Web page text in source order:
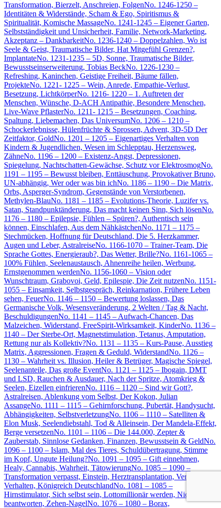
Transformation, Bierzelt, Anschreien, FolgenNo. 1246-1250 –
Identitäten & Widerstände, Scham & Ego, Spiritismus &
Spiritualität, Komische MassageNo. 1241-1245 – Eigener Garten,
Selbstständigkeit und Unsicherheit, Familie, Network-Marketing,
Akzeptanz – DankbarkeitNo. 1236-1240 – Doppelzahlen, Wo ist
Seele & Geist, Traumatische Bilder, Hat Mitgefühl Grenzen?,
ImplantateNo. 1231-1235 – 5D, Sonne, Traumatische Bilder,
Bewusstseinserweiterung, Tobias BeckNo. 1226-1230 –
Refreshing, Kaninchen, Geistige Freiheit, Bäume fällen,
ProjekteNo. 1221- 1225 – Wein, Anrede, Empathie-Verlust,
Besetzung, LichtkörperNo. 1216- 1220 – 1. Auftreten der
Menschen, Wünsche, D-ACH Antipathie, Besondere Menschen,
Live-Wave PflasterNo. 1211- 1215 – Besetzungen, Coaching,
Spaltung, Liebemachen, Das UniversumNo. 1206 – 1210 –
Schockerlebnisse, Hülenfrüchte & Sprossen, Advent, 3D-5D Der
Zeitfaktor, GoldNo. 1201 – 1205 – Eigenartiges Verhalten von
Kindern & Jugendlichen, Wesen im Schlepptau, Herzensweg,
ZähneNo. 1196 – 1200 – Existenz-Angst, Depressionen,
Spiegelung, Nachtschatten-Gewächse, Schutz vor ElektrosmogNo.
1191 – 1195 – Bewusst bleiben, Enttäuschung, Provokativer Bruno,
UN-abhängig, Wer oder was bin ichNo. 1186 – 1190 – Die Matrix,
Orbs, Asperger-Syndrom, Gegenstände von Verstorbenen,
Methylen-BlauNo. 1181 – 1185 – Evolutions-Theorie, Luzifer vs.
Satan, Standpunktänderung, Das macht keinen Sinn, Sich lösenNo.
1176 – 1180 – Epilepsie, Fühlen – Spüren?, Authentisch sein
können, Einschlafen, Aus dem NähkästchenNo. 1171 – 1175 –
Stechmücken, Hoffnung für Deutschland, Die 5. Herzkammer,
Augen und Leber, AstralreiseNo. 1166-1070 – Trainer-Team, Die
Sprache Gottes, Energieraub?, Das Wetter, Brille?No. 1161-1065 –
100% Fühlen, Seelenaustausch, Ahnenreihe heilen, Werbung,
Ernstgenommen werdenNo. 1156-1060 – Vision oder
Wunschtraum, Grabovoi, Geld, Epilespie, Die Zeit nutzenNo. 1151-
1055 – Einsamkeit, Selbstgespräch, Reinkarnation, Frühere Leben
sehen, FeuerNo. 1146 – 1150 – Bewertung loslassen, Das
Germanische Volk, Wesensveränderung, 2 Welten / Tag & Nacht,
BeschuldigungenNo. 1141 – 1145 – Aufwach-Chancen, Das
Malzeichen, Widerstand, FreeSpirit-Wirksamkeit, KinderNo. 1136 –
1140 – Der Sterbe-Ort, Magnetstimulation, Tetanus, Amputation,
Rettung nur als Kollektiv?No. 1131 – 1135 – Kurs-Pause, Ausstieg
Matrix, Aggressionen, Fragen & Geduld, WiderstandNo. 1126 –
1130 – Wahrheit vs. Illusion, Heiler & Betrüger, Magische Spiegel,
Seelenanteile, Das große EventNo. 1121 – 1125 – Ibogain, DMT
und LSD, Rauchen & Ausdauer, Nach der Spritze, Atomkrieg &
Seelen, Eizellen einfrierenNo. 1116 – 1120 – Sind wir Gott?,
Astralreisen, Ablenkung vom Selbst, Der Kokon, Julian
AssangeNo. 1111 – 1115 – Gehirnforschung, Pubertät, Handysucht,
Abhängigkeiten, SelbstverletzungNo. 1106 – 1110 – Satelliten &
Elon Musk, Seelendiebstahl, Tod & Alleinsein, Der Mandela-Effekt,
Berge versetzenNo. 1101 – 1106 – Die 144.000, Zepter &
Zauberstab, Sinnlose Gedanken, Finanzen, Bewusstsein & GeldNo.
1096 – 1100 – Islam, Mal des Tieres, Schuldübertragung, Stimme
im Kopf, Ungute Heilung?No. 1091 – 1095 – Gift einnehmen,
Healy, Cannabis, Wahrheit, TätowierungNo. 1085 – 1090 –
Transformation verpasst, Einstein, Herztransplantation, Verletzendes
Verhalten, Königreich DeutschlandNo. 1081 – 1085 –
Hirnstimulator, Sich selbst sein, Lottomillionär werden, Nicht
beantworten, Zehen-NagelNo. 1076 – 1080 – Borax,